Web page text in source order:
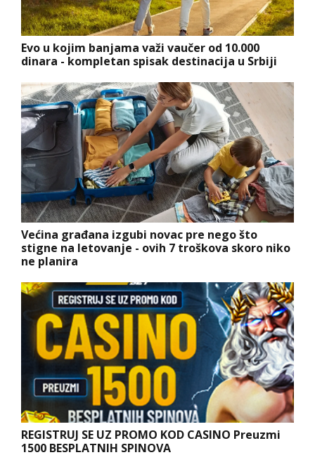
Evo u kojim banjama važi vaučer od 10.000
dinara - kompletan spisak destinacija u Srbiji
Većina građana izgubi novac pre nego što
stigne na letovanje - ovih 7 troškova skoro niko
ne planira
REGISTRUJ SE UZ PROMO KOD CASINO Preuzmi
1500 BESPLATNIH SPINOVA